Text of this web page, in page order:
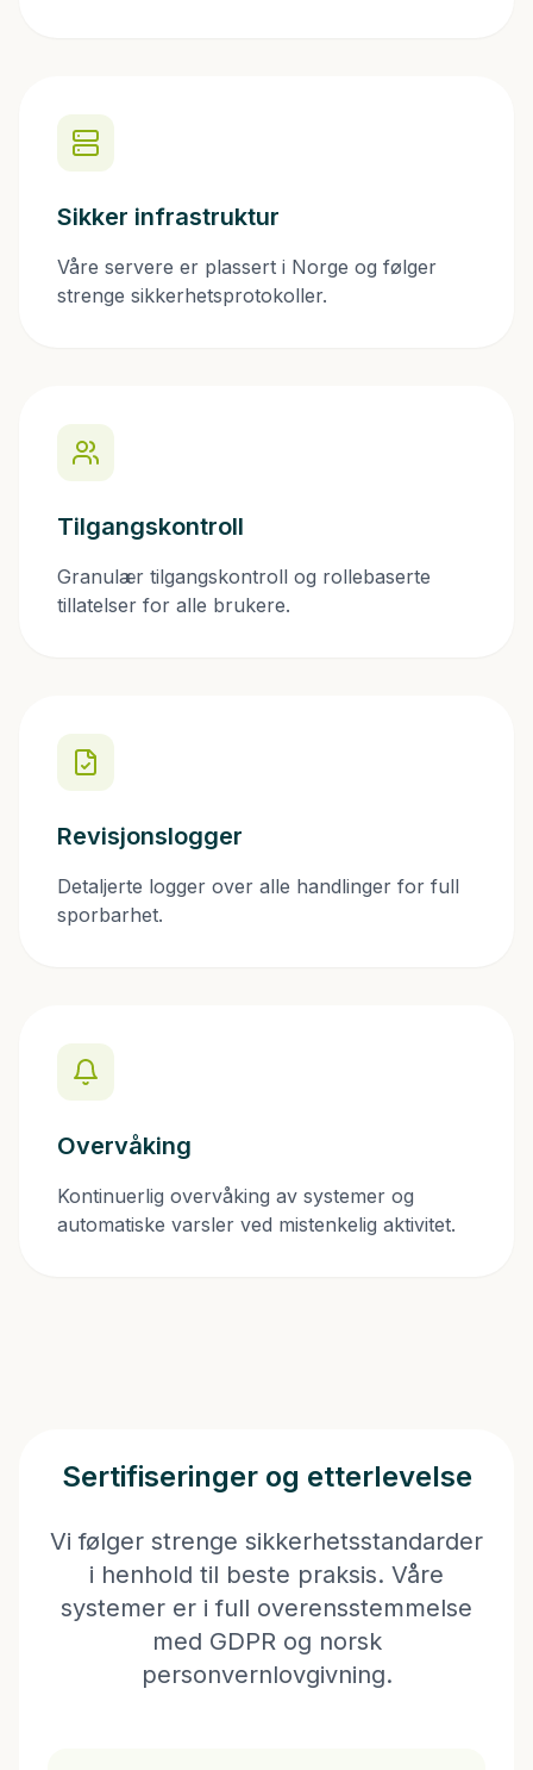
Sikker infrastruktur
Våre servere er plassert i Norge og følger
strenge sikkerhetsprotokoller.
Tilgangskontroll
Granulær tilgangskontroll og rollebaserte
tillatelser for alle brukere.
Revisjonslogger
Detaljerte logger over alle handlinger for full
sporbarhet.
Overvåking
Kontinuerlig overvåking av systemer og
automatiske varsler ved mistenkelig aktivitet.
Sertifiseringer og etterlevelse
Vi følger strenge sikkerhetsstandarder
i henhold til beste praksis. Våre
systemer er i full overensstemmelse
med GDPR og norsk
personvernlovgivning.